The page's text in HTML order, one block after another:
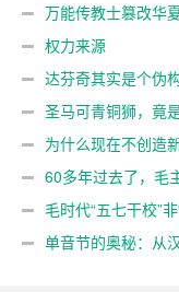
万能传教士篡改华
权力来源
达芬奇其实是个伪
圣马可青铜狮，竟
为什么现在不创造
60多年过去了，毛
明？毛时代“五七干校”非
单音节的奥秘：从